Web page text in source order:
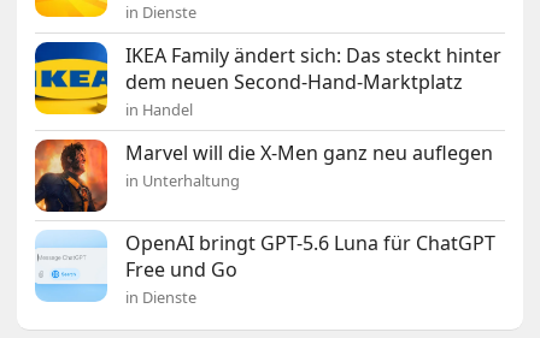
in Dienste
IKEA Family ändert sich: Das steckt hinter
dem neuen Second-Hand-Marktplatz
in Handel
Marvel will die X-Men ganz neu auflegen
in Unterhaltung
OpenAI bringt GPT-5.6 Luna für ChatGPT
Free und Go
in Dienste